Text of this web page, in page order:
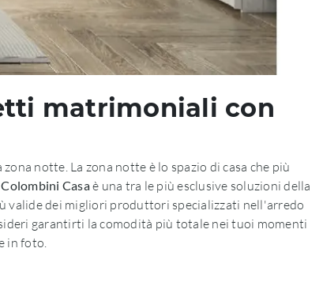
matrimoniali con
notte. La zona notte è lo spazio di casa che più
Casaè una tra le più esclusive soluzioni della
valide dei migliori produttori specializzati nell'arredo
garantirti la comodità più totale nei tuoi momenti
in foto.